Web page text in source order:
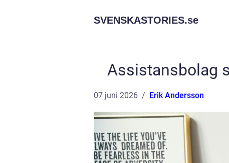
SVENSKASTORIES.se
Assistansbolag
07 juni 2026 Erik Andersson